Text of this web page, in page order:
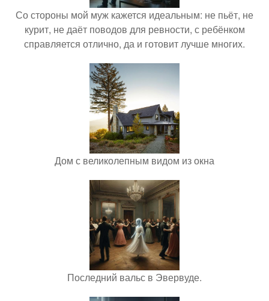
Со стороны мой муж кажется идеальным: не пьёт, не
курит, не даёт поводов для ревности, с ребёнком
справляется отлично, да и готовит лучше многих.
Дом с великолепным видом из окна
Последний вальс в Эвервуде.